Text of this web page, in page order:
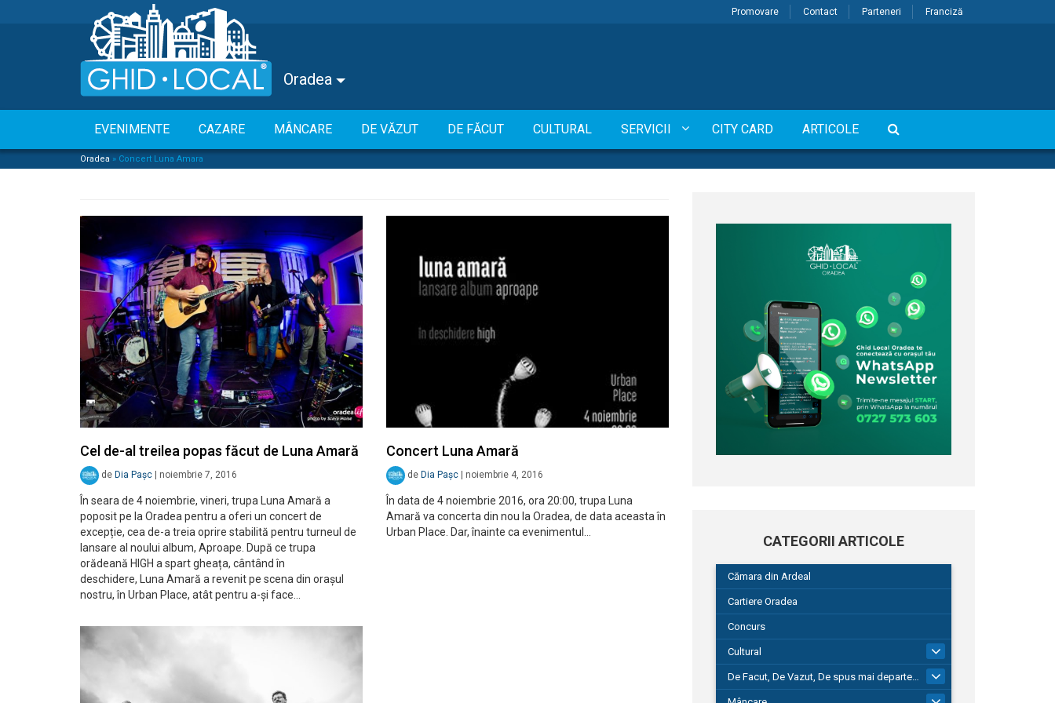
Promovare Contact Parteneri Franciză
Oradea
EVENIMENTE CAZARE MÂNCARE DE VĂZUT DE FĂCUT CULTURAL SERVICII CITY CARD ARTICOLE
Oradea » Concert Luna Amara
Cel de-al treilea popas făcut de Luna Amară
de Dia Pașc noiembrie 7, 2016
În seara de 4 noiembrie, vineri, trupa Luna Amară a
poposit pe la Oradea pentru a oferi un concert de
excepție, cea de-a treia oprire stabilită pentru turneul de
lansare al noului album, Aproape. După ce trupa
orădeană HIGH a spart gheața, cântând în
deschidere, Luna Amară a revenit pe scena din orașul
nostru, în Urban Place, atât pentru a-și face…
Concert Luna Amară
de Dia Pașc noiembrie 4, 2016
În data de 4 noiembrie 2016, ora 20:00, trupa Luna
Amară va concerta din nou la Oradea, de data aceasta în
Urban Place. Dar, înainte ca evenimentul…
CATEGORII ARTICOLE
Cămara din Ardeal
Cartiere Oradea
Concurs
Cultural
De Facut, De Vazut, De spus mai departe…
580